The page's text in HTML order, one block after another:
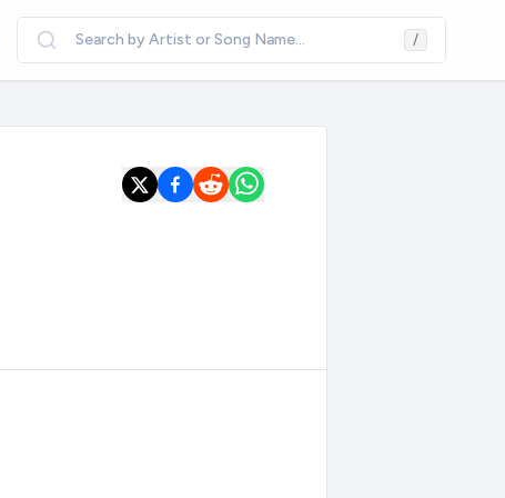
Search by Artist or Song Name... /